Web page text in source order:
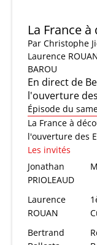
La France
Par Christophe
Laurence
BAROU
En direct de
l'ouverture
Épisode du
La France à
l'ouverture des
Les invités
Jonathan
PRIOLEAUD
Laurence
ROUAN
Bertrand